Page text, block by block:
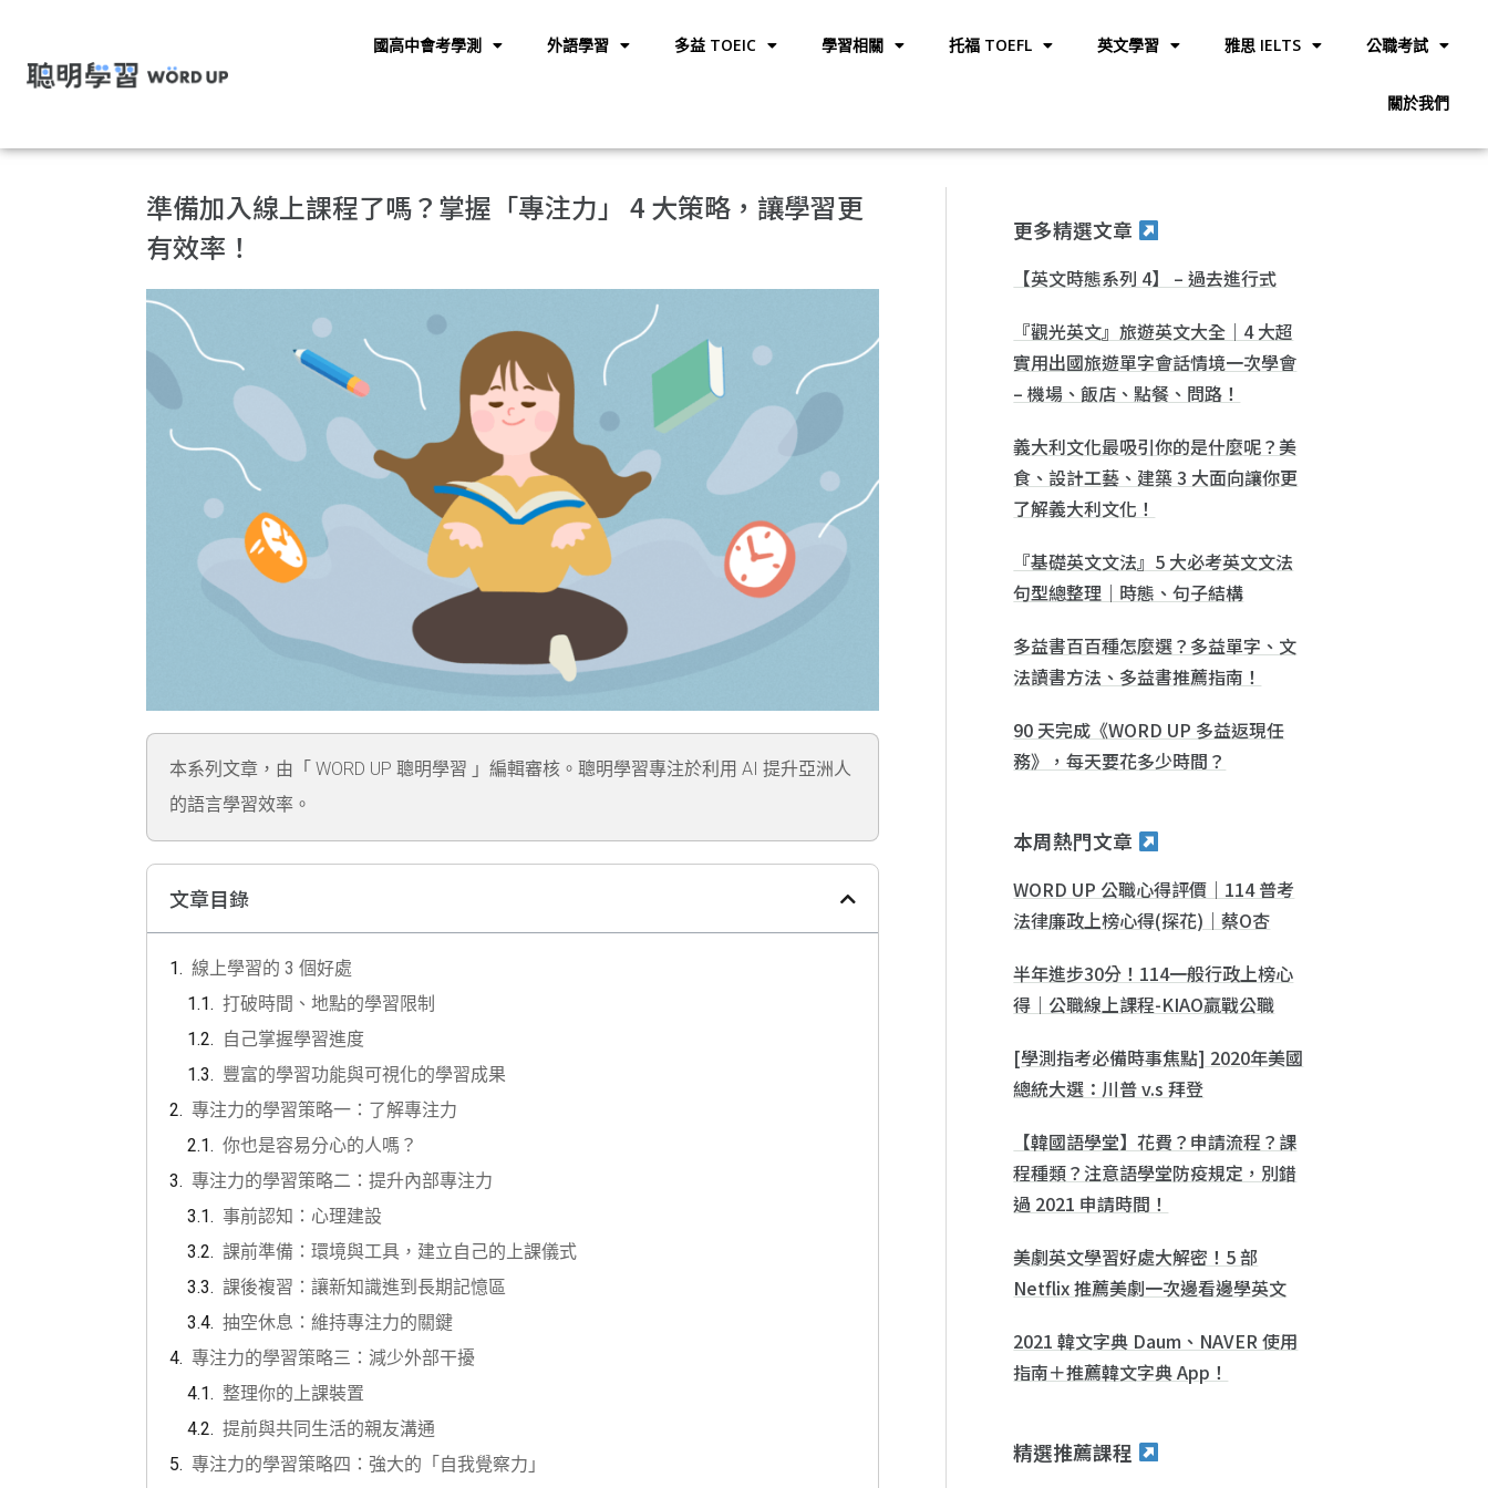
國高中會考學測 外語學習 多益 TOEIC 學習相關 托福 TOEFL 英文學習 雅思 IELTS 公職考試
關於我們
準備加入線上課程了嗎？掌握「專注力」 4 大策略，讓學習更
有效率！
本系列文章，由「 WORD UP 聰明學習 」編輯審核。聰明學習專注於利用 AI 提升亞洲人
的語言學習效率。
文章目錄
線上學習的 3 個好處
打破時間、地點的學習限制
自己掌握學習進度
豐富的學習功能與可視化的學習成果
專注力的學習策略一：了解專注力
你也是容易分心的人嗎？
專注力的學習策略二：提升內部專注力
事前認知：心理建設
課前準備：環境與工具，建立自己的上課儀式
課後複習：讓新知識進到長期記憶區
抽空休息：維持專注力的關鍵
專注力的學習策略三：減少外部干擾
整理你的上課裝置
提前與共同生活的親友溝通
專注力的學習策略四：強大的「自我覺察力」
更多精選文章
【英文時態系列 4】 – 過去進行式
『觀光英文』旅遊英文大全｜4 大超
實用出國旅遊單字會話情境一次學會
– 機場、飯店、點餐、問路！
義大利文化最吸引你的是什麼呢？美
食、設計工藝、建築 3 大面向讓你更
了解義大利文化！
『基礎英文文法』5 大必考英文文法
句型總整理｜時態、句子結構
多益書百百種怎麼選？多益單字、文
法讀書方法、多益書推薦指南！
90 天完成《WORD UP 多益返現任
務》，每天要花多少時間？
本周熱門文章
WORD UP 公職心得評價｜114 普考
法律廉政上榜心得(探花)｜蔡O杏
半年進步30分！114一般行政上榜心
得｜公職線上課程-KIAO贏戰公職
[學測指考必備時事焦點] 2020年美國
總統大選：川普 v.s 拜登
【韓國語學堂】花費？申請流程？課
程種類？注意語學堂防疫規定，別錯
過 2021 申請時間！
美劇英文學習好處大解密！5 部
Netflix 推薦美劇一次邊看邊學英文
2021 韓文字典 Daum、NAVER 使用
指南＋推薦韓文字典 App！
精選推薦課程